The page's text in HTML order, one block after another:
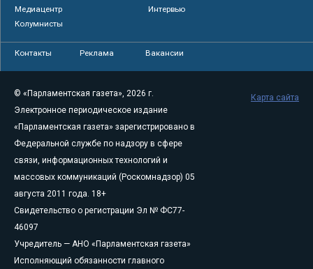
Медиацентр
Интервью
Колумнисты
Контакты Реклама Вакансии
© «Парламентская газета», 2026 г.
Электронное периодическое издание
«Парламентская газета» зарегистрировано в
Федеральной службе по надзору в сфере
связи, информационных технологий и
массовых коммуникаций (Роскомнадзор) 05
августа 2011 года. 18+
Свидетельство о регистрации Эл № ФС77-
46097
Учредитель — АНО «Парламентская газета»
Исполняющий обязанности главного
Карта сайта